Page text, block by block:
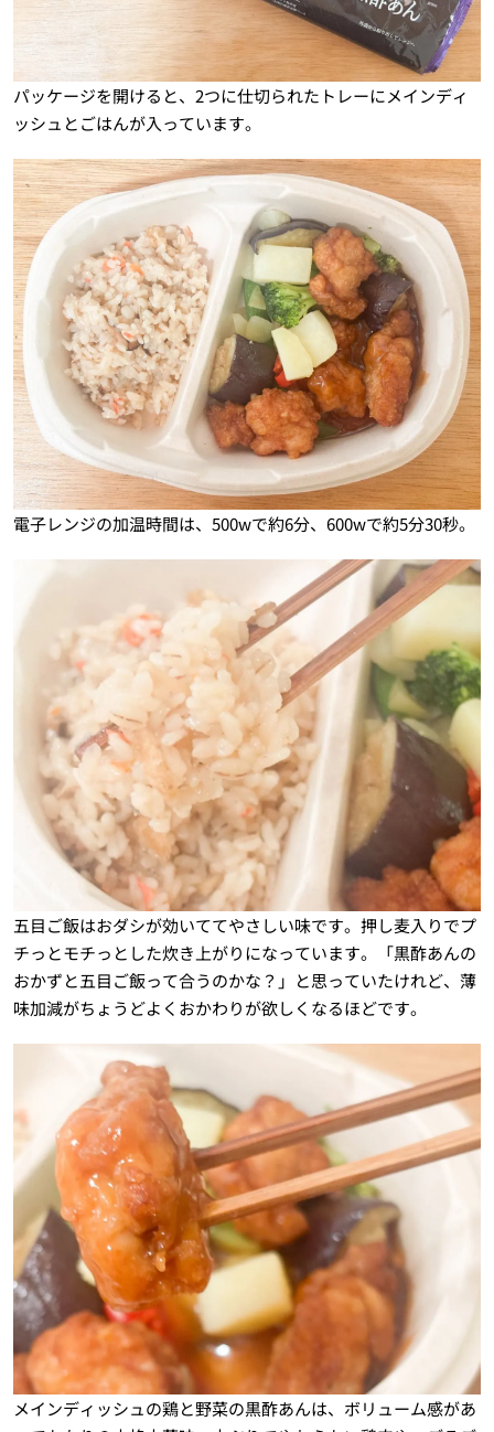
パッケージを開けると、2つに仕切られたトレーにメインディ
ッシュとごはんが入っています。
電子レンジの加温時間は、500wで約6分、600wで約5分30秒。
五目ご飯はおダシが効いててやさしい味です。押し麦入りでプ
チっとモチっとした炊き上がりになっています。「黒酢あんの
おかずと五目ご飯って合うのかな？」と思っていたけれど、薄
味加減がちょうどよくおかわりが欲しくなるほどです。
メインディッシュの鶏と野菜の黒酢あんは、ボリューム感があ